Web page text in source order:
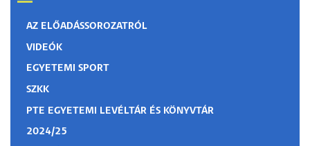
AZ ELŐADÁSSOROZATRÓL
VIDEÓK
EGYETEMI SPORT
SZKK
PTE EGYETEMI LEVÉLTÁR ÉS KÖNYVTÁR
2024/25